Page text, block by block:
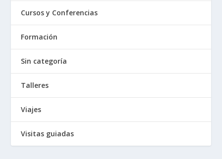
Cursos y Conferencias
Formación
Sin categoría
Talleres
Viajes
Visitas guiadas